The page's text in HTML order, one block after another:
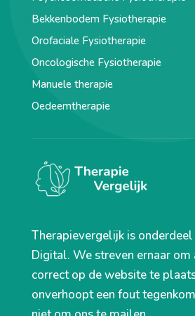
Bekkenbodem Fysiotherapie
Orofaciale Fysiotherapie
Oncologische Fysiotherapie
Manuele therapie
Oedeemtherapie
Therapievergelijk is
Digital. We streven ernaar
correct op de website te
onverhoopt een fout